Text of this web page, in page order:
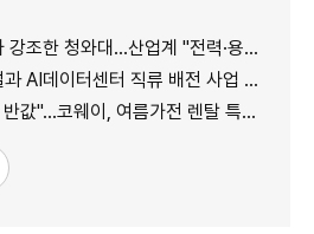
와대…산업계 "전력·용수 확보부터 시작해야"
AI데이터센터 직류 배전 사업 협력
코웨이, 여름가전 렌탈 특별 이벤트 진